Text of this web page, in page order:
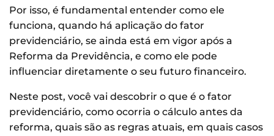
Por isso, é fundamental entender como ele
funciona, quando há aplicação do fator
previdenciário, se ainda está em vigor após a
Reforma da Previdência, e como ele pode
influenciar diretamente o seu futuro financeiro.
Neste post, você vai descobrir o que é o fator
previdenciário, como ocorria o cálculo antes da
reforma, quais são as regras atuais, em quais casos